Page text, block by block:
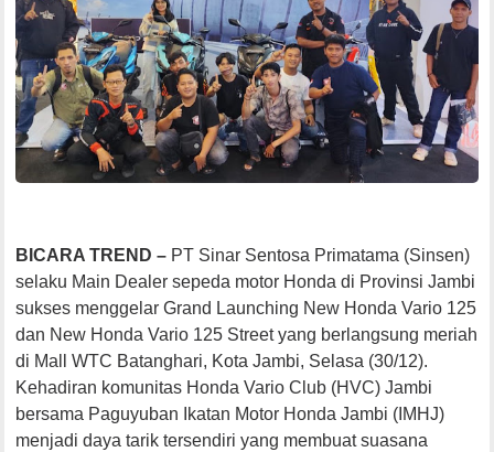
BICARA TREND – PT Sinar Sentosa Primatama (Sinsen)
selaku Main Dealer sepeda motor Honda di Provinsi Jambi
sukses menggelar Grand Launching New Honda Vario 125
dan New Honda Vario 125 Street yang berlangsung meriah
di Mall WTC Batanghari, Kota Jambi, Selasa (30/12).
Kehadiran komunitas Honda Vario Club (HVC) Jambi
bersama Paguyuban Ikatan Motor Honda Jambi (IMHJ)
menjadi daya tarik tersendiri yang membuat suasana